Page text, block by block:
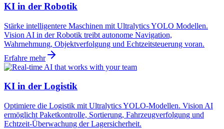
KI in der Robotik
Stärke intelligentere Maschinen mit Ultralytics YOLO Modellen.
Vision AI in der Robotik treibt autonome Navigation,
Wahrnehmung, Objektverfolgung und Echtzeitsteuerung voran.
Erfahre mehr
KI in der Logistik
Optimiere die Logistik mit Ultralytics YOLO-Modellen. Vision AI
ermöglicht Paketkontrolle, Sortierung, Fahrzeugverfolgung und
Echtzeit-Überwachung der Lagersicherheit.